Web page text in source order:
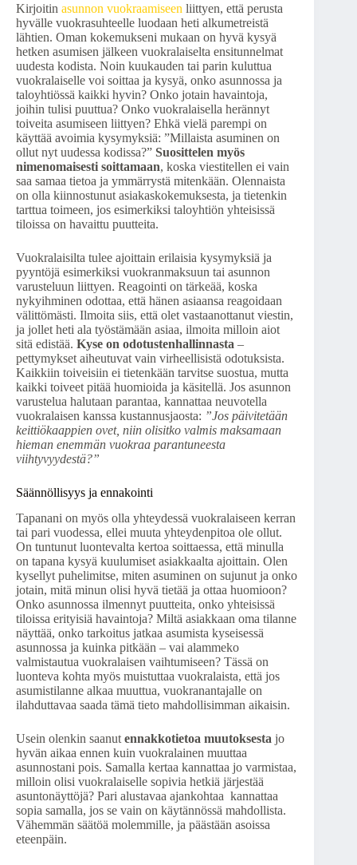
Kirjoitin asunnon vuokraamiseen liittyen, että perusta
hyvälle vuokrasuhteelle luodaan heti alkumetreistä
lähtien. Oman kokemukseni mukaan on hyvä kysyä
hetken asumisen jälkeen vuokralaiselta ensitunnelmat
uudesta kodista. Noin kuukauden tai parin kuluttua
vuokralaiselle voi soittaa ja kysyä, onko asunnossa ja
taloyhtiössä kaikki hyvin? Onko jotain havaintoja,
joihin tulisi puuttua? Onko vuokralaisella herännyt
toiveita asumiseen liittyen? Ehkä vielä parempi on
käyttää avoimia kysymyksiä: ”Millaista asuminen on
ollut nyt uudessa kodissa?” Suosittelen myös
nimenomaisesti soittamaan, koska viestitellen ei vain
saa samaa tietoa ja ymmärrystä mitenkään. Olennaista
on olla kiinnostunut asiakaskokemuksesta, ja tietenkin
tarttua toimeen, jos esimerkiksi taloyhtiön yhteisissä
tiloissa on havaittu puutteita.
Vuokralaisilta tulee ajoittain erilaisia kysymyksiä ja
pyyntöjä esimerkiksi vuokranmaksuun tai asunnon
varusteluun liittyen. Reagointi on tärkeää, koska
nykyihminen odottaa, että hänen asiaansa reagoidaan
välittömästi. Ilmoita siis, että olet vastaanottanut viestin,
ja jollet heti ala työstämään asiaa, ilmoita milloin aiot
sitä edistää. Kyse on odotustenhallinnasta –
pettymykset aiheutuvat vain virheellisistä odotuksista.
Kaikkiin toiveisiin ei tietenkään tarvitse suostua, mutta
kaikki toiveet pitää huomioida ja käsitellä. Jos asunnon
varustelua halutaan parantaa, kannattaa neuvotella
vuokralaisen kanssa kustannusjaosta: ”Jos päivitetään
keittiökaappien ovet, niin olisitko valmis maksamaan
hieman enemmän vuokraa parantuneesta
viihtyvyydestä?”
Säännöllisyys ja ennakointi
Tapanani on myös olla yhteydessä vuokralaiseen kerran
tai pari vuodessa, ellei muuta yhteydenpitoa ole ollut.
On tuntunut luontevalta kertoa soittaessa, että minulla
on tapana kysyä kuulumiset asiakkaalta ajoittain. Olen
kysellyt puhelimitse, miten asuminen on sujunut ja onko
jotain, mitä minun olisi hyvä tietää ja ottaa huomioon?
Onko asunnossa ilmennyt puutteita, onko yhteisissä
tiloissa erityisiä havaintoja? Miltä asiakkaan oma tilanne
näyttää, onko tarkoitus jatkaa asumista kyseisessä
asunnossa ja kuinka pitkään – vai alammeko
valmistautua vuokralaisen vaihtumiseen? Tässä on
luonteva kohta myös muistuttaa vuokralaista, että jos
asumistilanne alkaa muuttua, vuokranantajalle on
ilahduttavaa saada tämä tieto mahdollisimman aikaisin.
Usein olenkin saanut ennakkotietoa muutoksesta jo
hyvän aikaa ennen kuin vuokralainen muuttaa
asunnostani pois. Samalla kertaa kannattaa jo varmistaa,
milloin olisi vuokralaiselle sopivia hetkiä järjestää
asuntonäyttöjä? Pari alustavaa ajankohtaa kannattaa
sopia samalla, jos se vain on käytännössä mahdollista.
Vähemmän säätöä molemmille, ja päästään asoissa
eteenpäin.